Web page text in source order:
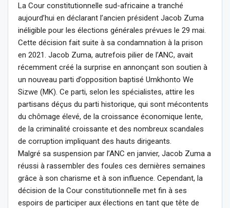
La Cour constitutionnelle sud-africaine a tranché
aujourd’hui en déclarant l’ancien président Jacob Zuma
inéligible pour les élections générales prévues le 29 mai.
Cette décision fait suite à sa condamnation à la prison
en 2021. Jacob Zuma, autrefois pilier de l’ANC, avait
récemment créé la surprise en annonçant son soutien à
un nouveau parti d’opposition baptisé Umkhonto We
Sizwe (MK). Ce parti, selon les spécialistes, attire les
partisans déçus du parti historique, qui sont mécontents
du chômage élevé, de la croissance économique lente,
de la criminalité croissante et des nombreux scandales
de corruption impliquant des hauts dirigeants.
Malgré sa suspension par l’ANC en janvier, Jacob Zuma a
réussi à rassembler des foules ces dernières semaines
grâce à son charisme et à son influence. Cependant, la
décision de la Cour constitutionnelle met fin à ses
espoirs de participer aux élections en tant que tête de